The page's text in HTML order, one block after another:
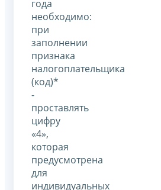
года
необходимо:
при
заполнении
признака
налогоплательщика
(код)*
-
проставлять
цифру
«4»,
которая
предусмотрена
для
индивидуальных